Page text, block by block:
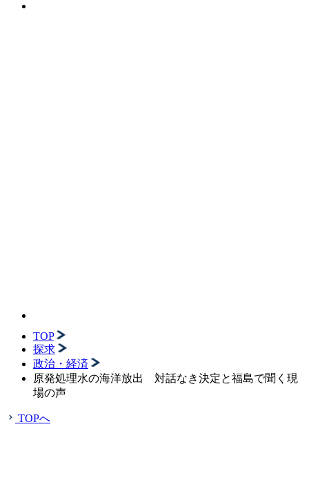
TOP
探求
政治・経済
原発処理水の海洋放出 対話なき決定と福島で聞く現
場の声
TOPへ